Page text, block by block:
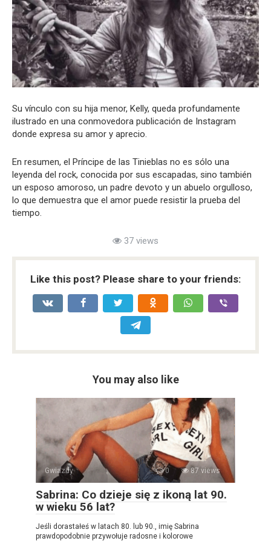
Su vínculo con su hija menor, Kelly, queda profundamente
ilustrado en una conmovedora publicación de Instagram
donde expresa su amor y aprecio.
En resumen, el Príncipe de las Tinieblas no es sólo una
leyenda del rock, conocida por sus escapadas, sino también
un esposo amoroso, un padre devoto y un abuelo orgulloso,
lo que demuestra que el amor puede resistir la prueba del
tiempo.
37 views
Like this post? Please share to your friends:
You may also like
Gwiazdy 0 87 views
Sabrina: Co dzieje się z ikoną lat 90.
w wieku 56 lat?
Jeśli dorastałeś w latach 80. lub 90., imię Sabrina
prawdopodobnie przywołuje radosne i kolorowe